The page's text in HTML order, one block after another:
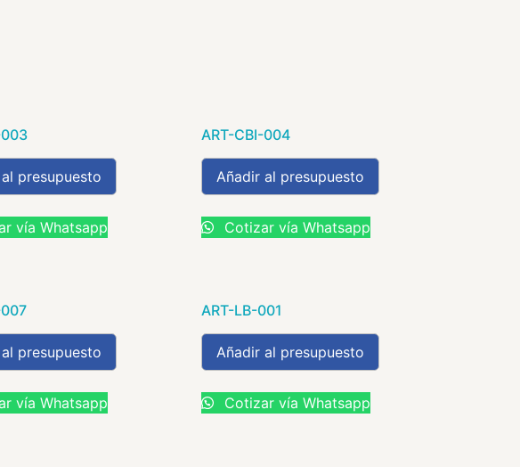
presupuesto
vía Whatsapp
ART-CBI-004
Añadir al presupuesto
Cotizar vía Whatsapp
presupuesto
vía Whatsapp
ART-LB-001
Añadir al presupuesto
Cotizar vía Whatsapp